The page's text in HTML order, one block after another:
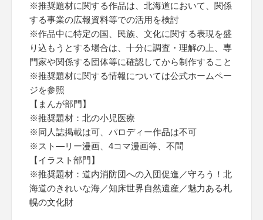
※推奨題材に関する作品は、北海道において、関係
する事業の広報資料等での活用を検討
※作品中に特定の国、民族、文化に関する表現を盛
り込もうとする場合は、十分に調査・理解の上、専
門家や関係する団体等に確認してから制作すること
※推奨題材に関する情報については公式ホームペー
ジを参照
【まんが部門】
※推奨題材：北の小児医療
※同人誌掲載は可、パロディー作品は不可
※スト―リー漫画、4コマ漫画等、不問
【イラスト部門】
※推奨題材：道内消防団への入団促進／守ろう！北
海道のきれいな海／知床世界自然遺産／魅力ある札
幌の文化財